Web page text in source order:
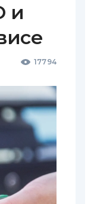
и
17794